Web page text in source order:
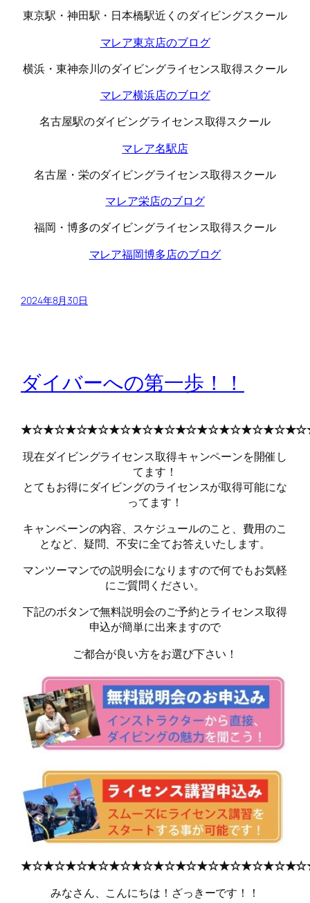
東京駅・神田駅・日本橋駅近くのダイビングスクール
マレア東京店のブログ
横浜・東神奈川のダイビングライセンス取得スクール
マレア横浜店のブログ
名古屋駅のダイビングライセンス取得スクール
マレア名駅店
名古屋・栄のダイビングライセンス取得スクール
マレア栄店のブログ
福岡・博多のダイビングライセンス取得スクール
マレア福岡博多店のブログ
2024年8月30日
ダイバーへの第一歩！！
現在ダイビングライセンス取得キャンペーンを開催し
てます！
とてもお得にダイビングのライセンスが取得可能にな
ってます！
キャンペーンの内容、スケジュールのこと、費用のこ
となど、疑問、不安に全てお答えいたします。
マンツーマンでの説明会になりますので何でもお気軽
にご質問ください。
下記のボタンで無料説明会のご予約とライセンス取得
申込が簡単に出来ますので
ご都合が良い方をお選び下さい！
みなさん、こんにちは！ざっきーです！！